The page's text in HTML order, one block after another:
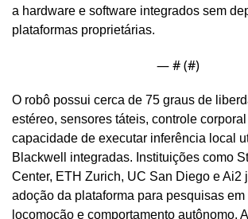
a hardware e software integrados sem
plataformas proprietárias.
— # (#)
O robô possui cerca de 75 graus de
estéreo, sensores táteis, controle
capacidade de executar inferência local
Blackwell integradas. Instituições como
Center, ETH Zurich, UC San Diego e Ai2
adoção da plataforma para pesquisas
locomoção e comportamento autônomo.